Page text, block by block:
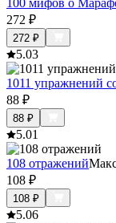
100 мифов о
272 ₽
272 ₽
5.03
1011 упражнений
88 ₽
88 ₽
5.01
108 отражений
108 ₽
108 ₽
5.06